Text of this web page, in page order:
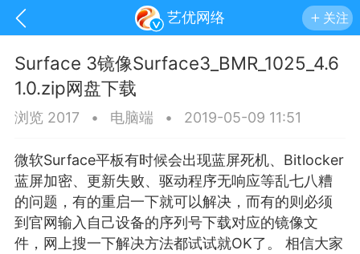
艺优网络 关注
Surface 3镜像Surface3_BMR_1025_4.6
1.0.zip网盘下载
浏览 2017 • 电脑端 • 2019-05-09 11:51
微软Surface平板有时候会出现蓝屏死机、Bitlocker
蓝屏加密、更新失败、驱动程序无响应等乱七八糟
的问题，有的重启一下就可以解决，而有的则必须
到官网输入自己设备的序列号下载对应的镜像文
件，网上搜一下解决方法都试试就OK了。 相信大家